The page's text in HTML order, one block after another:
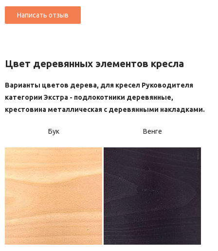
Цвет деревянных элементов кресла
Варианты цветов дерева, для кресел Руководителя
категории Экстра - подлокотники деревянные,
крестовина металлическая с деревянными накладками.
Бук Венге